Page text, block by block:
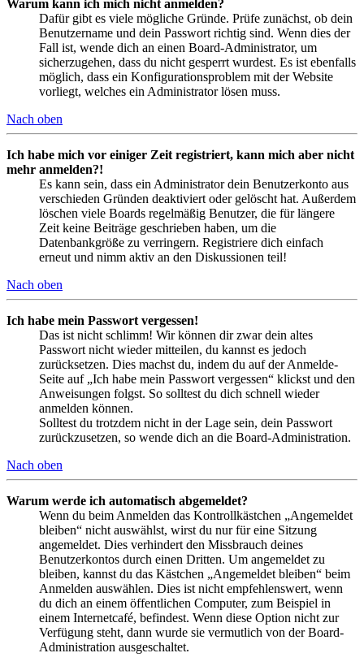
Warum kann ich mich nicht anmelden?
Dafür gibt es viele mögliche Gründe. Prüfe zunächst, ob dein
Benutzername und dein Passwort richtig sind. Wenn dies der
Fall ist, wende dich an einen Board-Administrator, um
sicherzugehen, dass du nicht gesperrt wurdest. Es ist ebenfalls
möglich, dass ein Konfigurationsproblem mit der Website
vorliegt, welches ein Administrator lösen muss.
Nach oben
Ich habe mich vor einiger Zeit registriert, kann mich aber nicht
mehr anmelden?!
Es kann sein, dass ein Administrator dein Benutzerkonto aus
verschieden Gründen deaktiviert oder gelöscht hat. Außerdem
löschen viele Boards regelmäßig Benutzer, die für längere
Zeit keine Beiträge geschrieben haben, um die
Datenbankgröße zu verringern. Registriere dich einfach
erneut und nimm aktiv an den Diskussionen teil!
Nach oben
Ich habe mein Passwort vergessen!
Das ist nicht schlimm! Wir können dir zwar dein altes
Passwort nicht wieder mitteilen, du kannst es jedoch
zurücksetzen. Dies machst du, indem du auf der Anmelde-
Seite auf „Ich habe mein Passwort vergessen“ klickst und den
Anweisungen folgst. So solltest du dich schnell wieder
anmelden können.
Solltest du trotzdem nicht in der Lage sein, dein Passwort
zurückzusetzen, so wende dich an die Board-Administration.
Nach oben
Warum werde ich automatisch abgemeldet?
Wenn du beim Anmelden das Kontrollkästchen „Angemeldet
bleiben“ nicht auswählst, wirst du nur für eine Sitzung
angemeldet. Dies verhindert den Missbrauch deines
Benutzerkontos durch einen Dritten. Um angemeldet zu
bleiben, kannst du das Kästchen „Angemeldet bleiben“ beim
Anmelden auswählen. Dies ist nicht empfehlenswert, wenn
du dich an einem öffentlichen Computer, zum Beispiel in
einem Internetcafé, befindest. Wenn diese Option nicht zur
Verfügung steht, dann wurde sie vermutlich von der Board-
Administration ausgeschaltet.